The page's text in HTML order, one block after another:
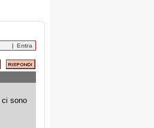
Entra
ci sono